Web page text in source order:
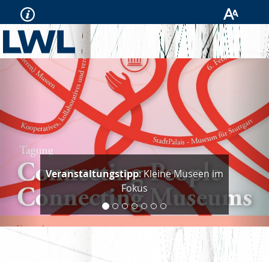
Veranstaltungstipp: Kleine Museen im
Fokus
Vorherige